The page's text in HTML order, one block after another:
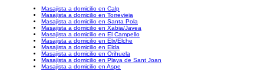
Masajista a domicilio en Calp
Masajista a domicilio en Torrevieja
Masajista a domicilio en Santa Pola
Masajista a domicilio en Xabia/Javea
Masajista a domicilio en El Campello
Masajista a domicilio en Elx/Elche
Masajista a domicilio en Elda
Masajista a domicilio en Orihuela
Masajista a domicilio en Playa de Sant Joan
Masajista a domicilio en Aspe